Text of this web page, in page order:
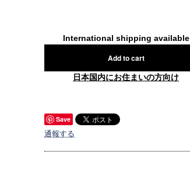
International shipping available
Add to cart
日本国内にお住まいの方向け
Save
通報する